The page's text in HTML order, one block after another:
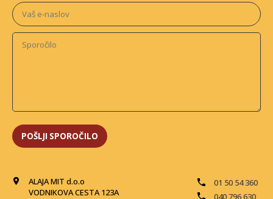
ALAJA MIT d.o.o
VODNIKOVA CESTA 123A
01 50 54 360
040 796 630